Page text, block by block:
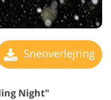
Sneoverlejring
Night"